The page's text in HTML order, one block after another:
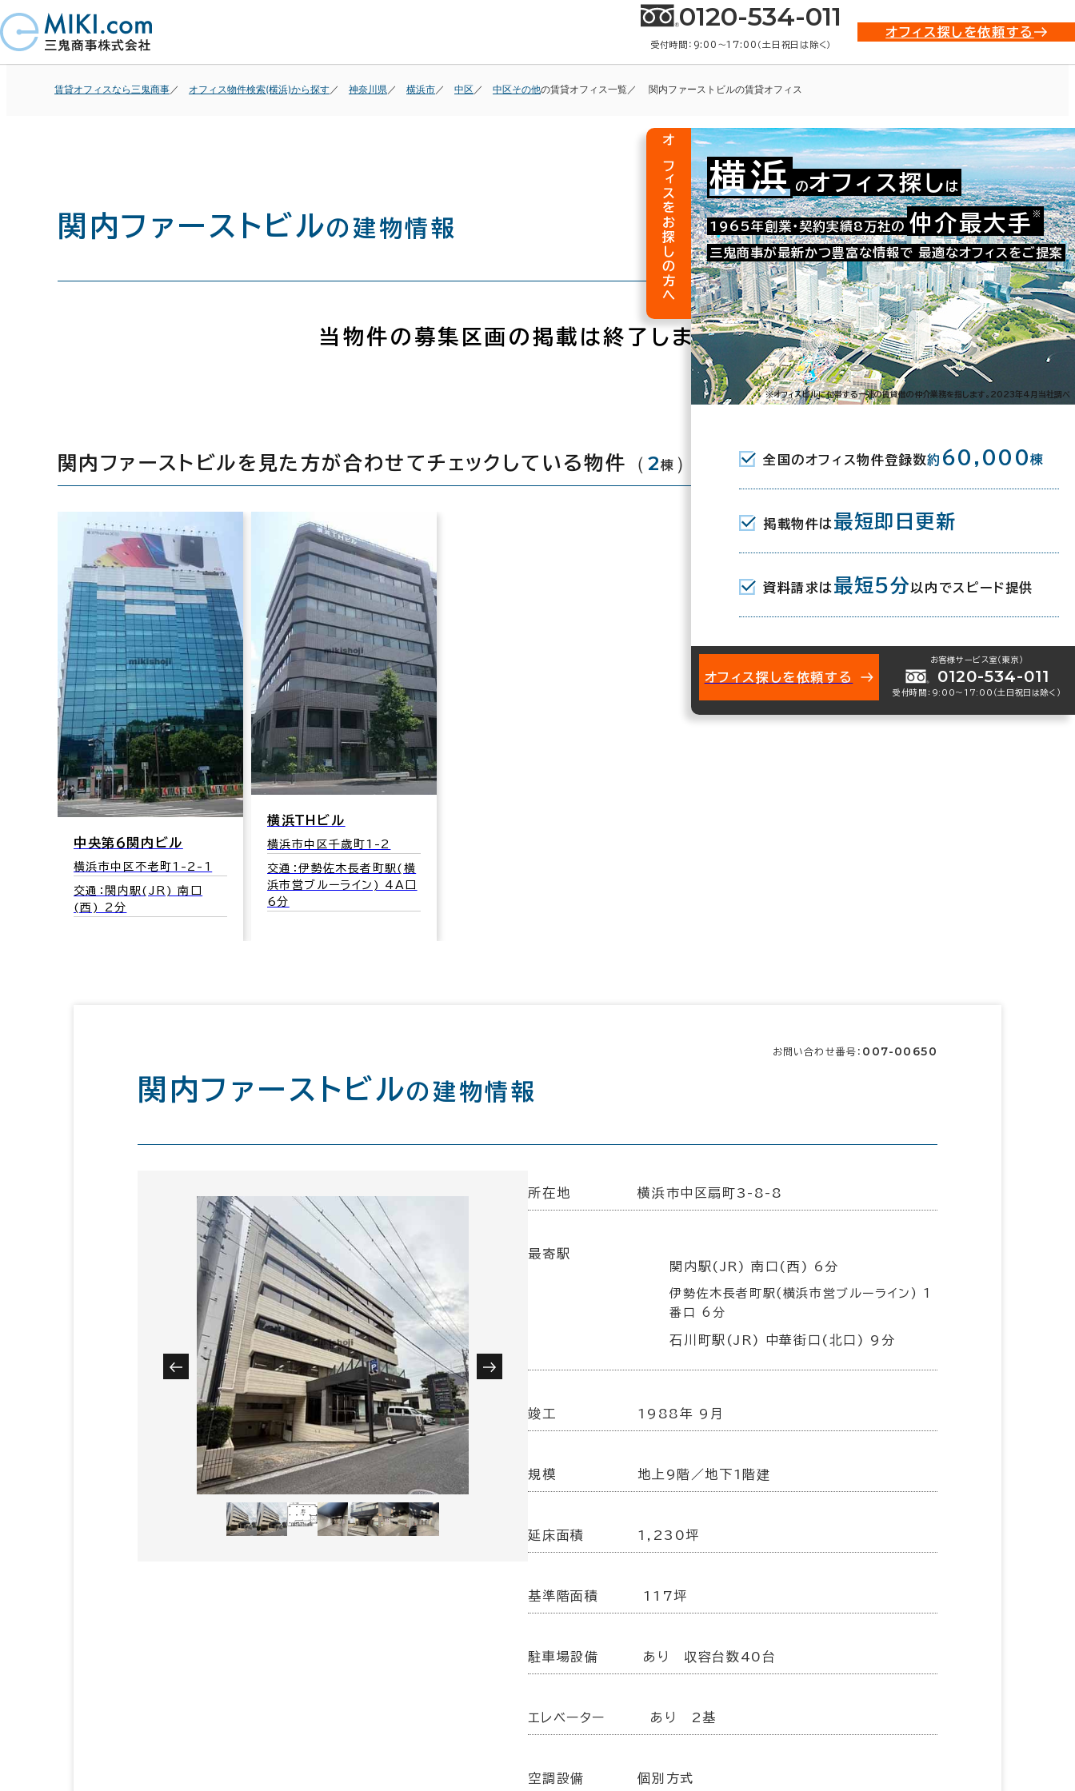
0120-534-011
受付時間：9:00〜17:00（土日祝日は除く）
オフィス探しを依頼する
賃貸オフィスなら三鬼商事 オフィス物件検索(横浜)から探す 神奈川県 横浜市 中区 中区その他の賃貸オフィス一覧 関内ファーストビルの賃貸オフィス
関内ファーストビルの建物情報
お問い合わせ番号：007-00650
当物件の募集区画の掲載は終了しました。
関内ファーストビルを見た方が合わせてチェックしている物件 （ 2棟 ）
中央第６関内ビル
横浜市中区不老町1-2-1
交通：関内駅(JR) 南口
(西) 2分
横浜ＴＨビル
横浜市中区千歳町1-2
交通：伊勢佐木長者町駅(横
浜市営ブルーライン) 4A口
6分
関内ファーストビルの建物情報
お問い合わせ番号： 007-00650
所在地 横浜市中区扇町3-8-8
最寄駅
関内駅(JR) 南口(西) 6分
伊勢佐木長者町駅(横浜市営ブルーライン) 1
番口 6分
石川町駅(JR) 中華街口(北口) 9分
竣工 1988年 9月
規模 地上9階／地下1階建
延床面積 1,230坪
基準階面積 117坪
駐車場設備 あり 収容台数40台
エレベーター あり 2基
空調設備 個別方式
オフィスをお探しの方へ 横浜 のオフィス探し は
1965年創業・契約実績8万社の 仲介最大手 ※
三鬼商事が最新かつ豊富な情報で 最適なオフィスをご提案
※オフィスビルに付帯する一連の賃貸借の仲介業務を指します。2023年4月当社調べ
全国のオフィス物件登録数約 60,000棟
掲載物件は 最短即日更新
資料請求は 最短5分 以内でスピード提供
オフィス探しを依頼する
お客様サービス室（東京）
0120-534-011
受付時間：9:00〜17:00（土日祝日は除く）